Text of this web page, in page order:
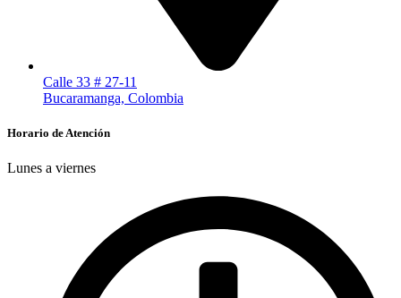
Calle 33 # 27-11
Bucaramanga, Colombia
Horario de Atención
Lunes a viernes